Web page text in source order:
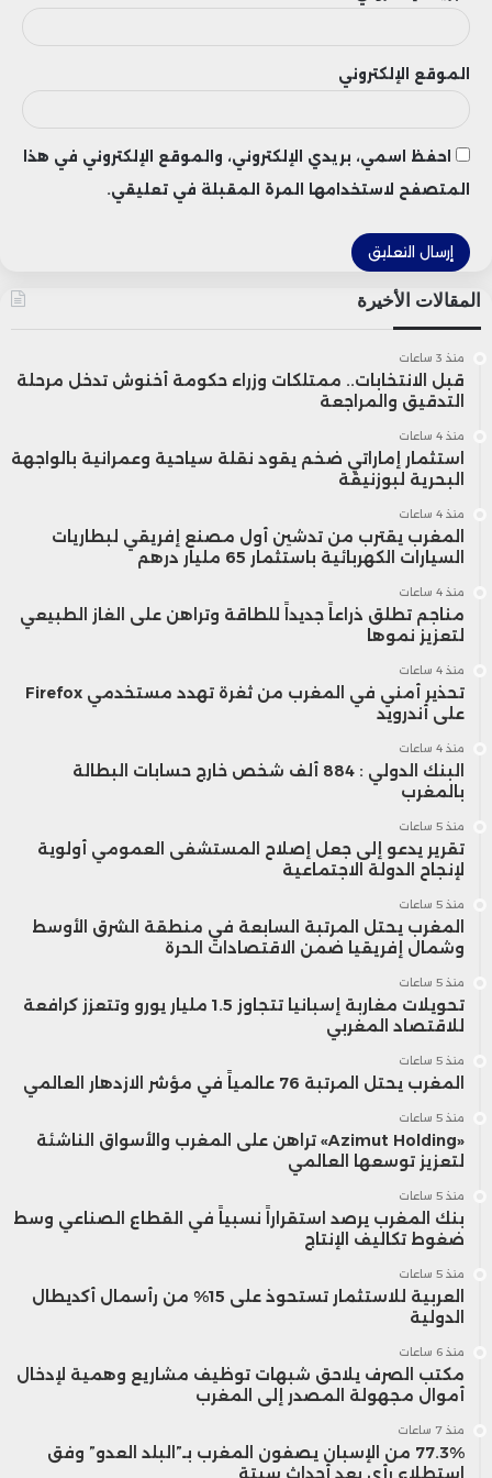
خصوصاً لفائدة المشاريع الصغيرة التي تلعب
دوراً مهماً في النسيج الاقتصادي المحلي.
الموقع الإلكتروني
احفظ اسمي، بريدي الإلكتروني، والموقع الإلكتروني في هذا
المتصفح لاستخدامها المرة المقبلة في تعليقي.
المقالات الأخيرة
منذ 3 ساعات
قبل الانتخابات.. ممتلكات وزراء حكومة أخنوش تدخل مرحلة
التدقيق والمراجعة
منذ 4 ساعات
استثمار إماراتي ضخم يقود نقلة سياحية وعمرانية بالواجهة
البحرية لبوزنيقة
منذ 4 ساعات
المغرب يقترب من تدشين أول مصنع إفريقي لبطاريات
السيارات الكهربائية باستثمار 65 مليار درهم
منذ 4 ساعات
مناجم تطلق ذراعاً جديداً للطاقة وتراهن على الغاز الطبيعي
لتعزيز نموها
منذ 4 ساعات
تحذير أمني في المغرب من ثغرة تهدد مستخدمي Firefox
على أندرويد
منذ 4 ساعات
البنك الدولي : 884 ألف شخص خارج حسابات البطالة
بالمغرب
منذ 5 ساعات
تقرير يدعو إلى جعل إصلاح المستشفى العمومي أولوية
لإنجاح الدولة الاجتماعية
منذ 5 ساعات
المغرب يحتل المرتبة السابعة في منطقة الشرق الأوسط
وشمال إفريقيا ضمن الاقتصادات الحرة
منذ 5 ساعات
تحويلات مغاربة إسبانيا تتجاوز 1.5 مليار يورو وتتعزز كرافعة
للاقتصاد المغربي
منذ 5 ساعات
المغرب يحتل المرتبة 76 عالمياً في مؤشر الازدهار العالمي
منذ 5 ساعات
«Azimut Holding» تراهن على المغرب والأسواق الناشئة
لتعزيز توسعها العالمي
منذ 5 ساعات
بنك المغرب يرصد استقراراً نسبياً في القطاع الصناعي وسط
ضغوط تكاليف الإنتاج
منذ 5 ساعات
العربية للاستثمار تستحوذ على 15% من رأسمال أكديطال
الدولية
منذ 6 ساعات
مكتب الصرف يلاحق شبهات توظيف مشاريع وهمية لإدخال
أموال مجهولة المصدر إلى المغرب
منذ 7 ساعات
77.3% من الإسبان يصفون المغرب بـ”البلد العدو” وفق
استطلاع رأي بعد أحداث سبتة